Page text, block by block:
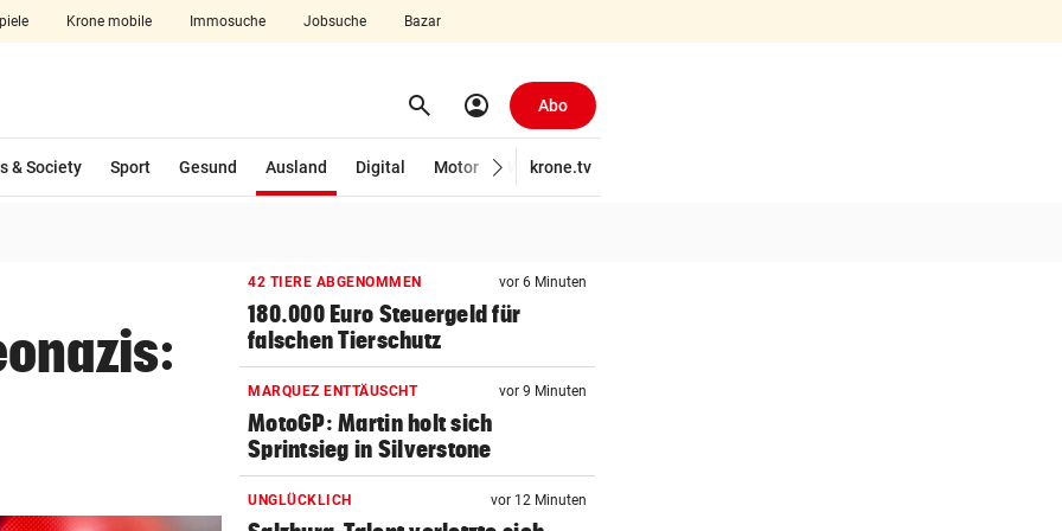
Krone mobile Immosuche Jobsuche Bazar
aufklappen search Suchen
account_circle Abo
& Society Sport Gesund Ausland
Digital
Motor Wirtschaft
krone.tv
42 TIERE ABGENOMMEN vor 6 Minuten
180.000 Euro Steuergeld für
falschen Tierschutz
MARQUEZ ENTTÄUSCHT vor 9 Minuten
MotoGP: Martin holt sich
Sprintsieg in Silverstone
UNGLÜCKLICH vor 12 Minuten